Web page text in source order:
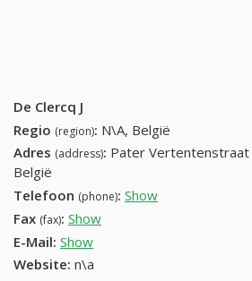
De Clercq J
Regio (region): N\A, België
Adres (address): Pater Vertentenstraat
België
Telefoon (phone): Show
Fax (fax): Show
E-Mail: Show
Website: n\a